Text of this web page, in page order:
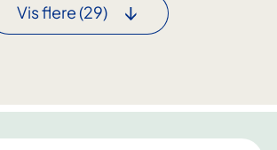
Vis flere(29)